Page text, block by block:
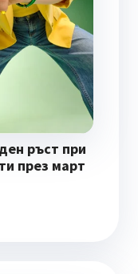
ръст при
през март